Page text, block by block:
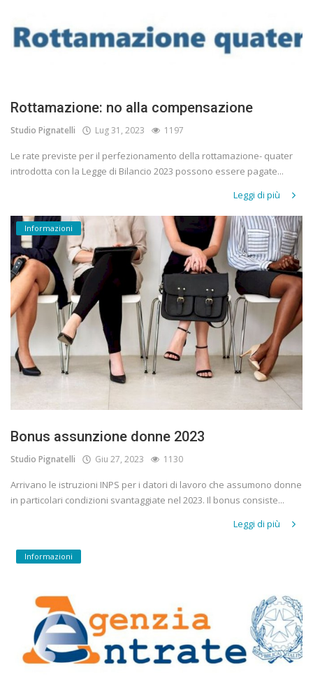
Rottamazione: no alla compensazione
Studio Pignatelli Lug 31, 2023 1197
Le rate previste per il perfezionamento della rottamazione- quater
introdotta con la Legge di Bilancio 2023 possono essere pagate...
Leggi di più
Informazioni
Bonus assunzione donne 2023
Studio Pignatelli Giu 27, 2023 1130
Arrivano le istruzioni INPS per i datori di lavoro che assumono donne
in particolari condizioni svantaggiate nel 2023. Il bonus consiste...
Leggi di più
Informazioni